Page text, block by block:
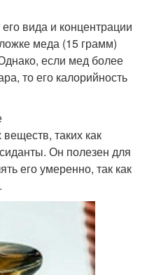
вида и концентрации
меда (15 грамм)
если мед более
то его калорийность
таких как
Он полезен для
его умеренно, так как